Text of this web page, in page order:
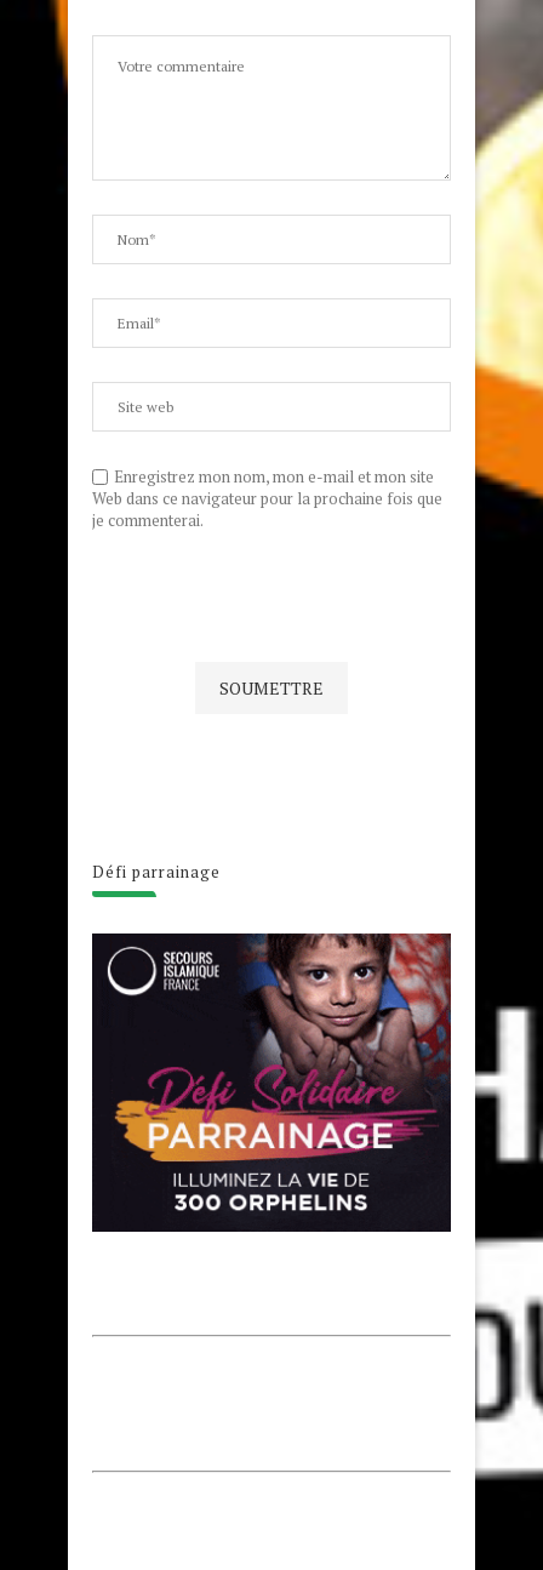
Enregistrez mon nom, mon e-mail et mon site
Web dans ce navigateur pour la prochaine fois que
je commenterai.
Défi parrainage